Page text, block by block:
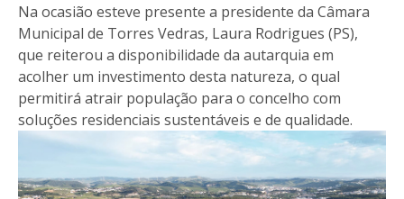
Na ocasião esteve presente a presidente da Câmara
Municipal de Torres Vedras, Laura Rodrigues (PS),
que reiterou a disponibilidade da autarquia em
acolher um investimento desta natureza, o qual
permitirá atrair população para o concelho com
soluções residenciais sustentáveis e de qualidade.